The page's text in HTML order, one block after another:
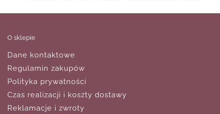
O sklepie
Dane kontaktowe
Regulamin zakupów
Polityka prywatności
Czas realizacji i koszty dostawy
Reklamacje i zwroty